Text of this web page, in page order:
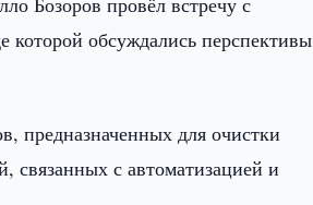
обсуждались перспективы
предназначенных для очистки
связанных с автоматизацией и